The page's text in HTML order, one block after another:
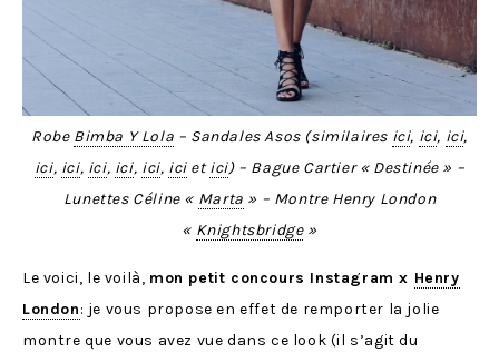
Robe Bimba Y Lola – Sandales Asos (similaires ici, ici, ici,
ici, ici, ici, ici, ici, icietici) – Bague Cartier « Destinée » –
Lunettes Céline « Marta » – Montre Henry London
« Knightsbridge»
Le voici, le voilà, mon petit concours Instagram x Henry
London: je vous propose en effet de remporter la jolie
montre que vous avez vue dans ce look (il s’agit du